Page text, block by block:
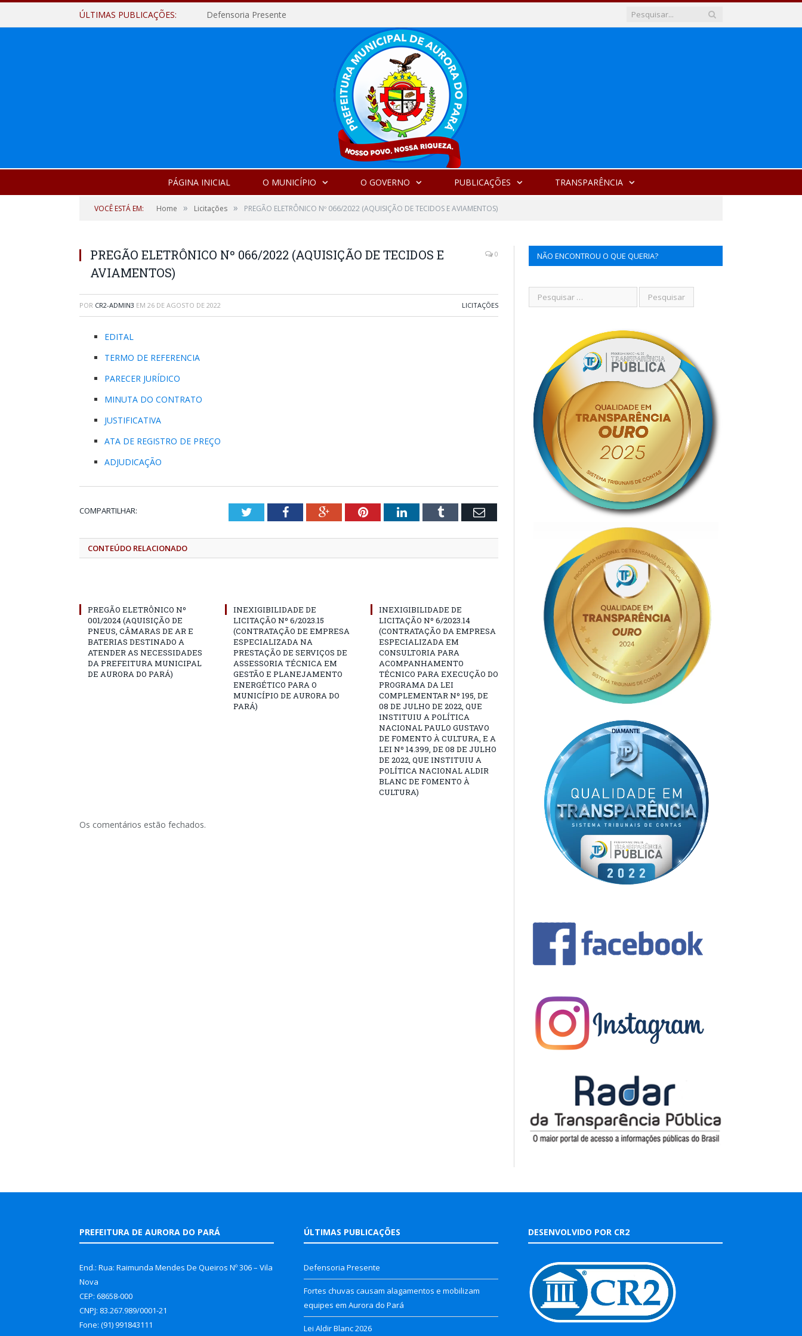
ÚLTIMAS PUBLICAÇÕES: Defensoria Presente
PÁGINA INICIAL O MUNICÍPIO O GOVERNO PUBLICAÇÕES TRANSPARÊNCIA
VOCÊ ESTÁ EM: Home » Licitações » PREGÃO ELETRÔNICO Nº 066/2022 (AQUISIÇÃO DE TECIDOS E AVIAMENTOS)
PREGÃO ELETRÔNICO Nº 066/2022 (AQUISIÇÃO DE TECIDOS E
AVIAMENTOS)
0
POR CR2-ADMIN3 EM 26 DE AGOSTO DE 2022 LICITAÇÕES
EDITAL
TERMO DE REFERENCIA
PARECER JURÍDICO
MINUTA DO CONTRATO
JUSTIFICATIVA
ATA DE REGISTRO DE PREÇO
ADJUDICAÇÃO
COMPARTILHAR: TwitterFacebookGoogle+PinterestLinkedInTumblr Email
CONTEÚDO RELACIONADO
PREGÃO ELETRÔNICO Nº
001/2024 (AQUISIÇÃO DE
PNEUS, CÂMARAS DE AR E
BATERIAS DESTINADO A
ATENDER AS NECESSIDADES
DA PREFEITURA MUNICIPAL
DE AURORA DO PARÁ)
INEXIGIBILIDADE DE
LICITAÇÃO Nº 6/2023.15
(CONTRATAÇÃO DE EMPRESA
ESPECIALIZADA NA
PRESTAÇÃO DE SERVIÇOS DE
ASSESSORIA TÉCNICA EM
GESTÃO E PLANEJAMENTO
ENERGÉTICO PARA O
MUNICÍPIO DE AURORA DO
PARÁ)
INEXIGIBILIDADE DE
LICITAÇÃO Nº 6/2023.14
(CONTRATAÇÃO DA EMPRESA
ESPECIALIZADA EM
CONSULTORIA PARA
ACOMPANHAMENTO
TÉCNICO PARA EXECUÇÃO DO
PROGRAMA DA LEI
COMPLEMENTAR Nº 195, DE
08 DE JULHO DE 2022, QUE
INSTITUIU A POLÍTICA
NACIONAL PAULO GUSTAVO
DE FOMENTO À CULTURA, E A
LEI Nº 14.399, DE 08 DE JULHO
DE 2022, QUE INSTITUIU A
POLÍTICA NACIONAL ALDIR
BLANC DE FOMENTO À
CULTURA)
Os comentários estão fechados.
NÃO ENCONTROU O QUE QUERIA?
PREFEITURA DE AURORA DO PARÁ
End.: Rua: Raimunda Mendes De Queiros Nº 306 – Vila
Nova
CEP: 68658-000
CNPJ: 83.267.989/0001-21
Fone: (91) 991843111
ÚLTIMAS PUBLICAÇÕES
Defensoria Presente
Fortes chuvas causam alagamentos e mobilizam
equipes em Aurora do Pará
Lei Aldir Blanc 2026
DESENVOLVIDO POR CR2